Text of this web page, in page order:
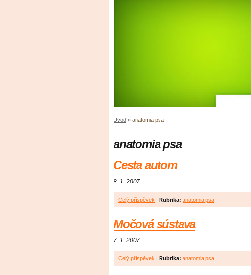
Úvod » anatomia psa
anatomia psa
Cesta autom
8. 1. 2007
Celý příspěvek | Rubrika: anatomia psa
Močová sústava
7. 1. 2007
Celý příspěvek | Rubrika: anatomia psa